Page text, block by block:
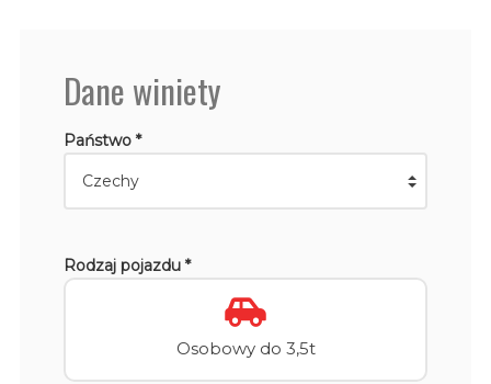
Dane winiety
Państwo *
Rodzaj pojazdu *
Osobowy do 3,5t